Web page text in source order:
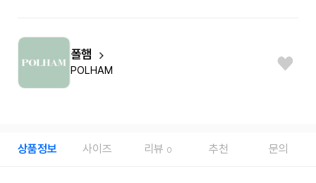
폴햄
POLHAM
상품정보 사이즈 리뷰 0 추천 문의